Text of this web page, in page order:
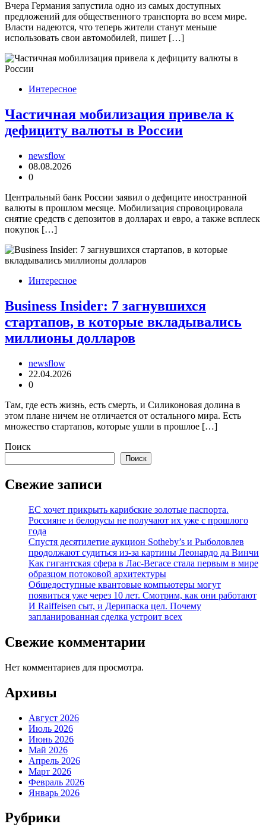
Вчера Германия запустила одно из самых доступных
предложений для общественного транспорта во всем мире.
Власти надеются, что теперь жители станут меньше
использовать свои автомобилей, пишет […]
Интересное
Частичная мобилизация привела к
дефициту валюты в России
newsflow
08.08.2026
0
Центральный банк России заявил о дефиците иностранной
валюты в прошлом месяце. Мобилизация спровоцировала
снятие средств с депозитов в долларах и евро, а также всплеск
покупок […]
Интересное
Business Insider: 7 загнувшихся
стартапов, в которые вкладывались
миллионы долларов
newsflow
22.04.2026
0
Там, где есть жизнь, есть смерть, и Силиконовая долина в
этом плане ничем не отличается от остального мира. Есть
множество стартапов, которые ушли в прошлое […]
Поиск
Поиск
Свежие записи
ЕС хочет прикрыть карибские золотые паспорта.
Россияне и белорусы не получают их уже с прошлого
года
Спустя десятилетие аукцион Sotheby’s и Рыболовлев
продолжают судиться из-за картины Леонардо да Винчи
Как гигантская сфера в Лас-Вегасе стала первым в мире
образцом потоковой архитектуры
Общедоступные квантовые компьютеры могут
появиться уже через 10 лет. Смотрим, как они работают
И Raiffeisen сыт, и Дерипаска цел. Почему
запланированная сделка устроит всех
Свежие комментарии
Нет комментариев для просмотра.
Архивы
Август 2026
Июль 2026
Июнь 2026
Май 2026
Апрель 2026
Март 2026
Февраль 2026
Январь 2026
Рубрики